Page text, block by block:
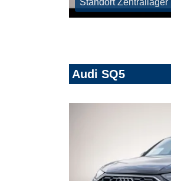
Standort Zentrallager
Audi SQ5